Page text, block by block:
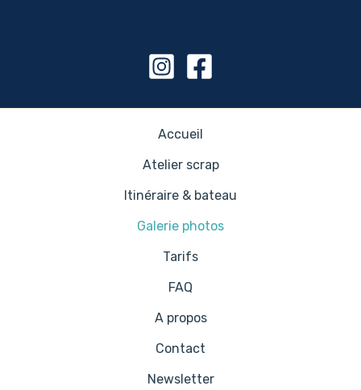
Accueil
Atelier scrap
Itinéraire & bateau
Galerie photos
Tarifs
FAQ
A propos
Contact
Newsletter